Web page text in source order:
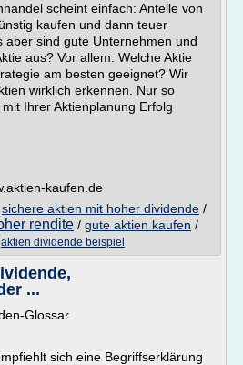
scheint einfach: Anteile von
kaufen und dann teuer
aber sind gute Unternehmen und
aus? Vor allem: Welche Aktie
am besten geeignet? Wir
wirklich erkennen. Nur so
Ihrer Aktienplanung Erfolg
kaufen.de
sichere aktien mit hoher dividende /
rendite / gute aktien kaufen /
aktien dividende beispiel
...
Glossar
sich eine Begriffserklärung